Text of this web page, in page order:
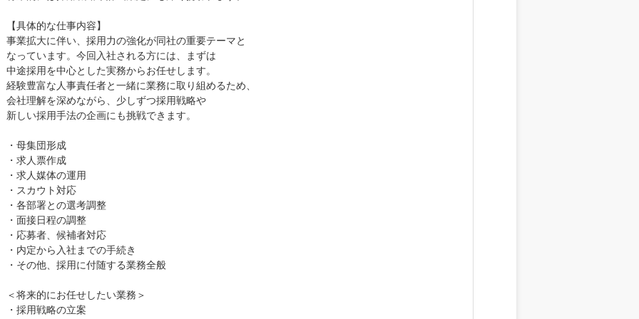
【具体的な仕事内容】
事業拡大に伴い、採用力の強化が同社の重要テーマと
なっています。今回入社される方には、まずは
中途採用を中心とした実務からお任せします。
経験豊富な人事責任者と一緒に業務に取り組めるため、
会社理解を深めながら、少しずつ採用戦略や
新しい採用手法の企画にも挑戦できます。
・母集団形成
・求人票作成
・求人媒体の運用
・スカウト対応
・各部署との選考調整
・面接日程の調整
・応募者、候補者対応
・内定から入社までの手続き
・その他、採用に付随する業務全般
＜将来的にお任せしたい業務＞
・採用戦略の立案